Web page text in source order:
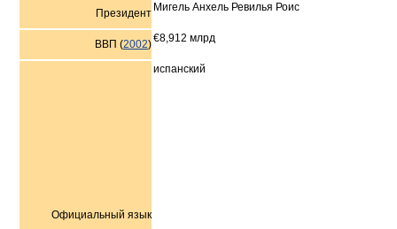
Президент Мигель Анхель Ревилья Роис
ВВП (2002)€8,912 млрд
Официальный язык
испанский